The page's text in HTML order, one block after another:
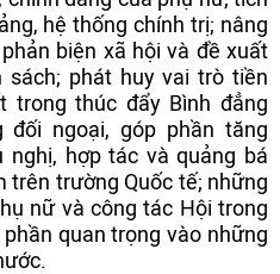
hệ thống chính trị; nâng
biện xã hội và đề xuất
phát huy vai trò tiền
trong thúc đẩy Bình đẳng
ngoại, góp phần tăng
hợp tác và quảng bá
trên trường Quốc tế; những
nữ và công tác Hội trong
quan trọng vào những